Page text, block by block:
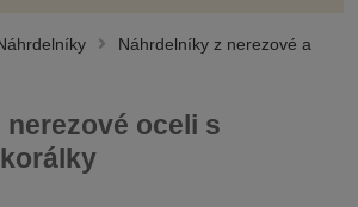
Náhrdelníky z nerezové a
oceli s